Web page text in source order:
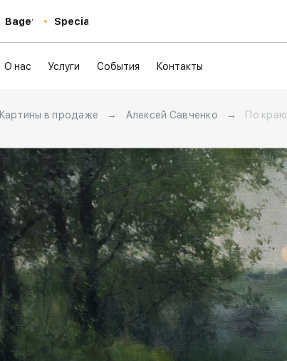
Baget Special
О нас Услуги События Контакты
Картины в продаже → Алексей Савченко → По краю